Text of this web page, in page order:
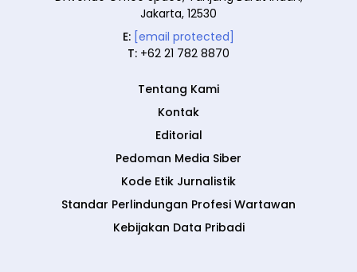
Jakarta, 12530
E: [email protected]
T: +62 21 782 8870
Tentang Kami
Kontak
Editorial
Pedoman Media Siber
Kode Etik Jurnalistik
Standar Perlindungan Profesi Wartawan
Kebijakan Data Pribadi